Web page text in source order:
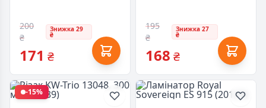
200
₴
Знижка 29
₴
171 ₴
195
₴
Знижка 27
₴
168 ₴
-15%